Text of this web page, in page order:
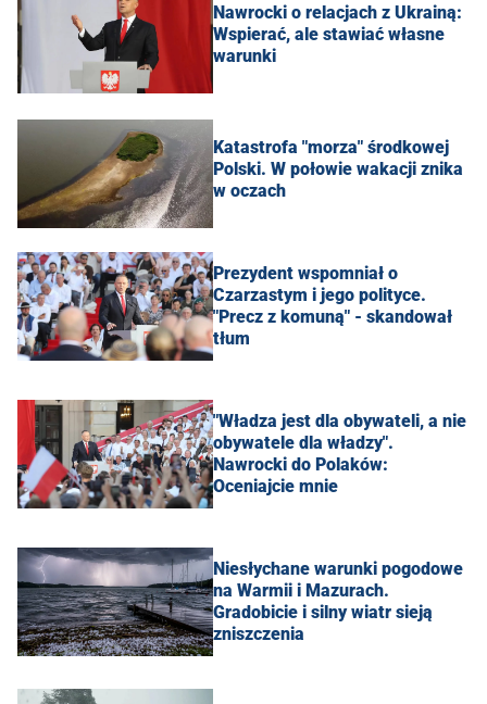
Nawrocki o relacjach z Ukrainą:
Wspierać, ale stawiać własne
warunki
Katastrofa "morza" środkowej
Polski. W połowie wakacji znika
w oczach
Prezydent wspomniał o
Czarzastym i jego polityce.
"Precz z komuną" - skandował
tłum
"Władza jest dla obywateli, a nie
obywatele dla władzy".
Nawrocki do Polaków:
Oceniajcie mnie
Niesłychane warunki pogodowe
na Warmii i Mazurach.
Gradobicie i silny wiatr sieją
zniszczenia